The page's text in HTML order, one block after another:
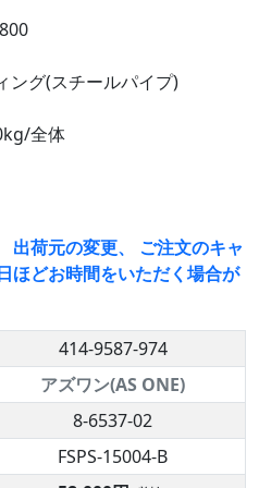
ング(スチールパイプ)
全体
出荷元の変更、 ご注文のキャ
ほどお時間をいただく場合が
414-9587-974
アズワン(AS ONE)
8-6537-02
FSPS-15004-B